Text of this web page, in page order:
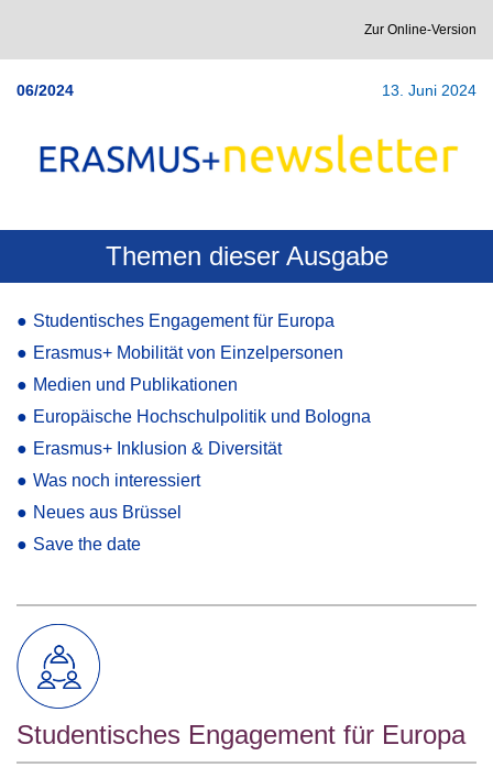
Zur Online-Version
06/2024 13. Juni 2024
Themen dieser Ausgabe
● Studentisches Engagement für Europa
● Erasmus+ Mobilität von Einzelpersonen
● Medien und Publikationen
● Europäische Hochschulpolitik und Bologna
● Erasmus+ Inklusion & Diversität
● Was noch interessiert
● Neues aus Brüssel
● Save the date
Studentisches Engagement für Europa